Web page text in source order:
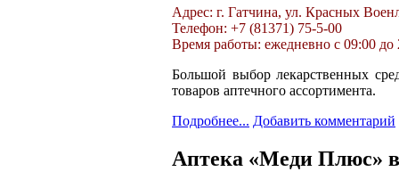
Адрес: г. Гатчина, ул. Красных
Телефон: +7 (81371) 75-5-00
Время работы: ежедневно с 09:00 до
Большой выбор лекарственных
товаров аптечного ассортимента.
Подробнее... Добавить комментарий
Аптека «Меди Плюс»